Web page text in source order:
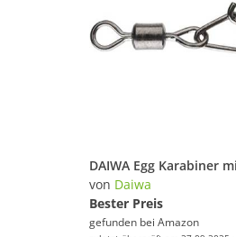
von Daiwa
Bester Preis
gefunden bei Amazon